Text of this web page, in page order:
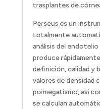
trasplantes de
Perseus es un
totalmente
análisis del
produce
definición, calidad y
valores de densidad
poimegatismo, así
se calculan